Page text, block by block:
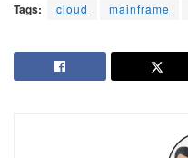
Tags: cloud mainframe